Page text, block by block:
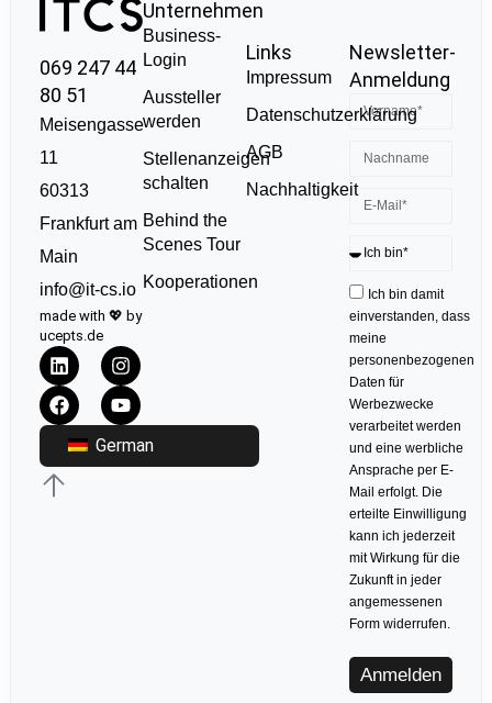
069 247 44
80 51
Meisengasse
11
60313
Frankfurt am
Main
info@it-cs.io
made with 💖 by
ucepts.de
German
Unternehmen
Business-
Login
Aussteller
werden
Stellenanzeigen
schalten
Behind the
Scenes Tour
Kooperationen
Links
Impressum
Datenschutzerklärung
AGB
Nachhaltigkeit
Newsletter-
Anmeldung
Ich bin damit
einverstanden, dass
meine
personenbezogenen
Daten für
Werbezwecke
verarbeitet werden
und eine werbliche
Ansprache per E-
Mail erfolgt. Die
erteilte Einwilligung
kann ich jederzeit
mit Wirkung für die
Zukunft in jeder
angemessenen
Form widerrufen.
Anmelden